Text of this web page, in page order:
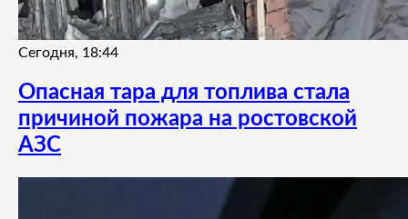
Сегодня, 18:44
Опасная тара для топлива стала
причиной пожара на ростовской
АЗС